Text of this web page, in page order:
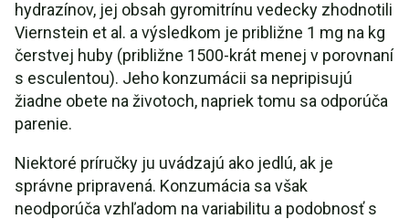
hydrazínov, jej obsah gyromitrínu vedecky zhodnotili
Viernstein et al. a výsledkom je približne 1 mg na kg
čerstvej huby (približne 1500-krát menej v porovnaní
s esculentou). Jeho konzumácii sa nepripisujú
žiadne obete na životoch, napriek tomu sa odporúča
parenie.
Niektoré príručky ju uvádzajú ako jedlú, ak je
správne pripravená. Konzumácia sa však
neodporúča vzhľadom na variabilitu a podobnosť s